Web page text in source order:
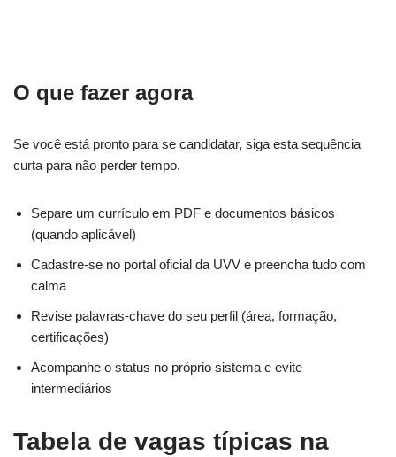
O que fazer agora
Se você está pronto para se candidatar, siga esta sequência
curta para não perder tempo.
Separe um currículo em PDF e documentos básicos
(quando aplicável)
Cadastre-se no portal oficial da UVV e preencha tudo com
calma
Revise palavras-chave do seu perfil (área, formação,
certificações)
Acompanhe o status no próprio sistema e evite
intermediários
Tabela de vagas típicas na